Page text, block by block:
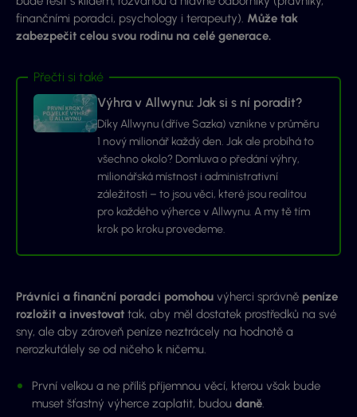
finančními poradci, psychology i terapeuty). Může tak
zabezpečit celou svou rodinu na celé generace.
Přečti si také
Výhra v Allwynu: Jak si s ní poradit?
Díky Allwynu (dříve Sazka) vznikne v průměru
1 nový milionář každý den. Jak ale probíhá to
všechno okolo? Domluva o předání výhry,
milionářská místnost i administrativní
záležitosti – to jsou věci, které jsou realitou
pro každého výherce v Allwynu. A my tě tím
krok po kroku provedeme.
Právníci a finanční poradci pomohou výherci správně peníze
rozložit a investovat tak, aby měl dostatek prostředků na své
sny, ale aby zároveň peníze neztrácely na hodnotě a
nerozkutálely se od ničeho k ničemu.
První velkou a ne příliš příjemnou věcí, kterou však bude
muset šťastný výherce zaplatit, budou daně.